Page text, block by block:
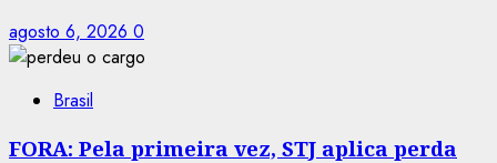
agosto 6, 2026 0
Brasil
FORA: Pela primeira vez, STJ aplica perda